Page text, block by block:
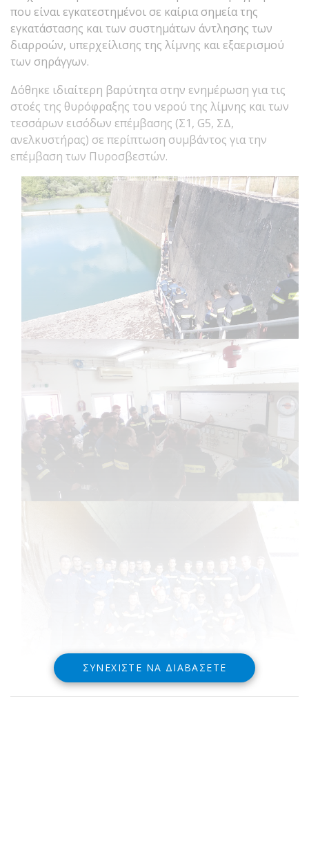
που είναι εγκατεστημένοι σε καίρια σημεία της
εγκατάστασης και των συστημάτων άντλησης των
διαρροών, υπερχείλισης της λίμνης και εξαερισμού
των σηράγγων.
Δόθηκε ιδιαίτερη βαρύτητα στην ενημέρωση για τις
στοές της θυρόφραξης του νερού της λίμνης και των
τεσσάρων εισόδων επέμβασης (Σ1, G5, ΣΔ,
ανελκυστήρας) σε περίπτωση συμβάντος για την
επέμβαση των Πυροσβεστών.
ΣΥΝΕΧΊΣΤΕ ΝΑ ΔΙΑΒΆΣΕΤΕ